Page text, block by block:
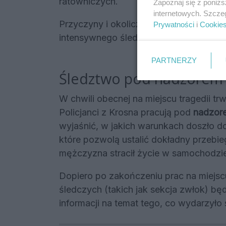
Przyczyny i okoliczności śmierci,
intensywnego śledztwa.
Śledztwo pod
W chwili obecnej na miejscu tragedii
Policjanci z Krosna pracują pod
wyjaśnić, w jakich warunkach doszło
które pozwolą ustalić dokładny
mężczyzna stracił życie w
Dopiero po zakończeniu prac na
śledczych (takich jak sekcja zwłok)
informacji na temat tego, co wydarzyło
Zapoznaj się z
internetowych.
Prywatności i Cookies
PARTNERZY